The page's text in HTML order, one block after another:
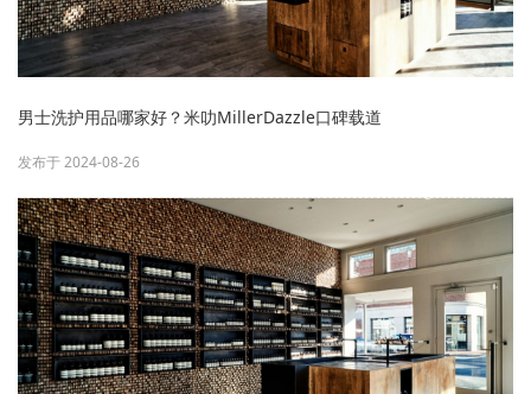
男士洗护用品哪家好？米叻MillerDazzle口碑载道
发布于 2024-08-26